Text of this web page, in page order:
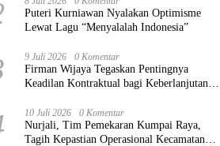
Puteri Kurniawan Nyalakan Optimisme
Lewat Lagu “Menyalalah Indonesia”
9 Juli 2026 0 Komentar
Firman Wijaya Tegaskan Pentingnya
Keadilan Kontraktual bagi Keberlanjutan
10 Juli 2026 0 Komentar
Nurjali, Tim Pemekaran Kumpai Raya,
Tagih Kepastian Operasional Kecamatan